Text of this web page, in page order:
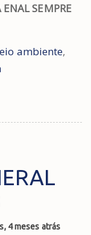
SEMPRE
ambiente,
4 meses atrás